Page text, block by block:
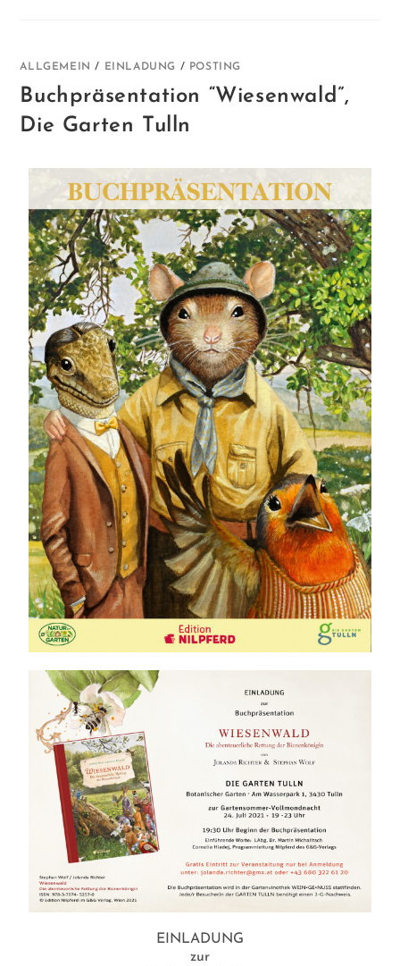
ALLGEMEIN / EINLADUNG / POSTING
Buchpräsentation “Wiesenwald”,
Die Garten Tulln
EINLADUNG
zur